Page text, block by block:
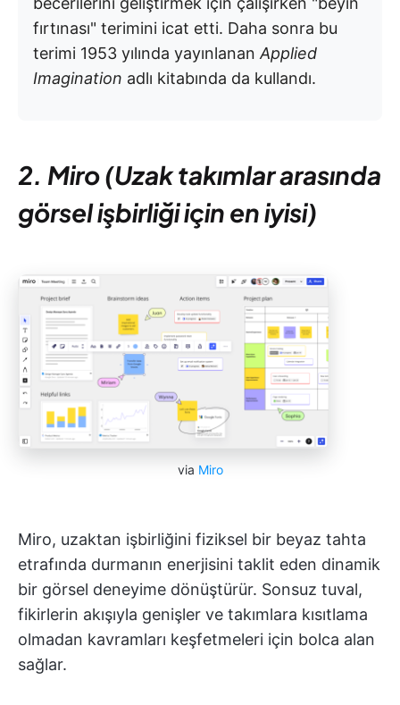
fırtınası" terimini icat etti. Daha sonra bu
terimi 1953 yılında yayınlanan Applied
Imagination adlı kitabında da kullandı.
2. Miro (Uzak takımlar arasında
görsel işbirliği için en iyisi)
via Miro
Miro, uzaktan işbirliğini fiziksel bir beyaz tahta
etrafında durmanın enerjisini taklit eden dinamik
bir görsel deneyime dönüştürür. Sonsuz tuval,
fikirlerin akışıyla genişler ve takımlara kısıtlama
olmadan kavramları keşfetmeleri için bolca alan
sağlar.